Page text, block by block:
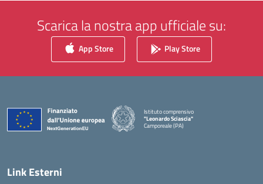
Scarica la nostra app ufficiale su:
App Store Play Store
Istituto comprensivo
"Leonardo Sciascia"
Camporeale (PA)
— Visita la pagina iniziale della scuola
Link Esterni